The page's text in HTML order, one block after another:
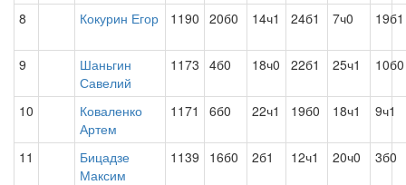
8 Кокурин Егор 1190 20б0 14ч1 24б1 7ч0 19б1
9
Шаньгин
Савелий
1173 4б0 18ч0 22б1 25ч1 10б0
10
Коваленко
Артем
1171 6б0 22ч1 19б0 18ч1 9ч1
11
Бицадзе
Максим
1139 16б0 2б1 12ч1 20ч0 3б0